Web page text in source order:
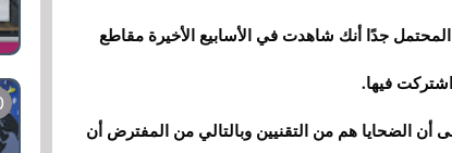
جدًا أنك شاهدت في الأسابيع الأخيرة مقاطع
فيها.
أن الضحايا هم من التقنيين وبالتالي من المفترض أن